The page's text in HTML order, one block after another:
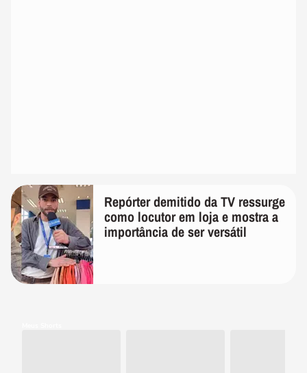
Repórter demitido da TV ressurge
como locutor em loja e mostra a
importância de ser versátil